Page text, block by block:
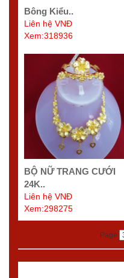
Bông Kiểu..
Liên hệ VNĐ
Xem:318936
BỘ NỮ TRANG CƯỚI
24K..
Liên hệ VNĐ
Xem:298275
Page